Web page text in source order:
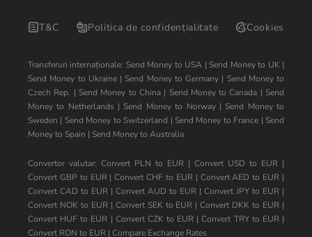
T&C Politica de confidențialitate Cookies
Transferuri internaționale: Send Money to USA | Send Money to UK |
Send Money to Ukraine| Send Money to Germany | Send Money to
Czech Rep. | Send Money to China| Send Money to Canada | Send
Money to Netherlands | Send Money to Norway| Send Money to
Sweden | Send Money to Switzerland | Send Money to France | Send
Money to Spain | Send Money to Australia
Convertor valutar: Convert PLN to EUR | Convert USD to EUR |
Convert GBP to EUR|Convert CHF to EUR| Convert AED to EUR |
Convert CAD to EUR | Convert AUD to EUR | Convert JPY to EUR |
Convert NOK to EUR| Convert SEK to EUR |Convert DKK to EUR |
Convert HUF to EUR | Convert CZK to EUR |Convert TRY to EUR|
Convert RON to EUR | Compare Exchange Rates